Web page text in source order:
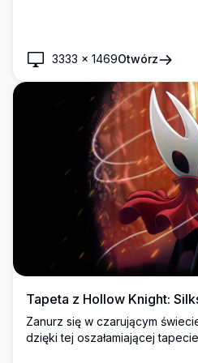
3333 × 1469Otwórz
Tapeta z Hollow Knight:
Zanurz się w czarującym
dzięki tej oszałamiającej